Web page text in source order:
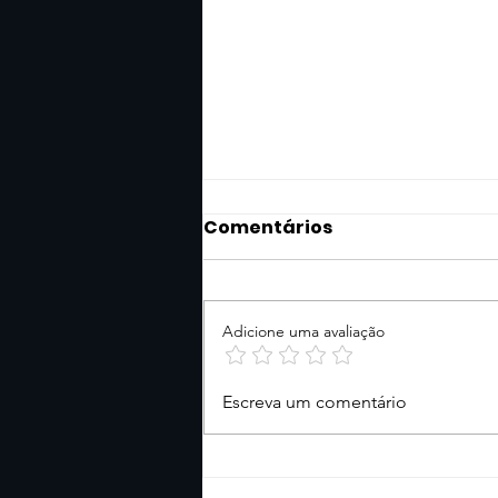
Um teclado, um
tecladista - Fender
Comentários
Adicione uma avaliação
Escreva um comentário